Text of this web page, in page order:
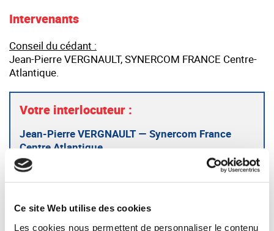
Ce site Web utilise des cookies
Les cookies nous permettent de personnaliser le contenu
Intervenants
Conseil du cédant :
Jean-Pierre VERGNAULT, SYNERCOM FRANCE Centre-
Atlantique.
Votre interlocuteur :
Jean-Pierre VERGNAULT — Synercom France
Centre Atlantique
05 49 49 45 70
jpvergnault@synercom-france.fr
SYNERCOM CENTRE ATLANTIQUE